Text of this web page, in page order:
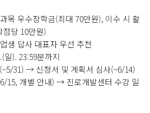
목 우수장학금(최대 70만원), 이수 시 활
당 10만원)
생 답사 대표자 우선 추천
). 23:59분까지
31) → 신청서 및 계획서 심사(~6/14)
15, 개별 안내) → 진로개발센터 수강 일